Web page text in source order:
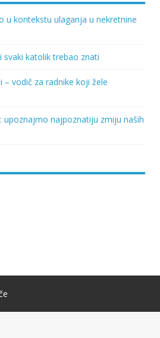
u kontekstu ulaganja u nekretnine
katolik trebao znati
– vodič za radnike koji žele
upoznajmo najpoznatiju zmiju naših